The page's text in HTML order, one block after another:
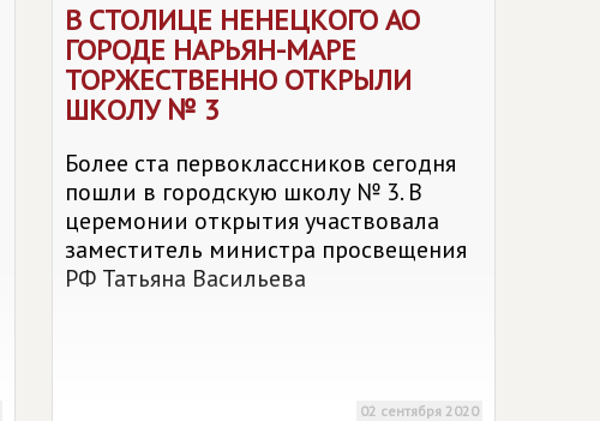
В СТОЛИЦЕ НЕНЕЦКОГО АО
ГОРОДЕ НАРЬЯН-МАРЕ
ТОРЖЕСТВЕННО ОТКРЫЛИ
ШКОЛУ № 3
Более ста первоклассников сегодня
пошли в городскую школу № 3. В
церемонии открытия участвовала
заместитель министра просвещения
РФ Татьяна Васильева
02 сентября 2020